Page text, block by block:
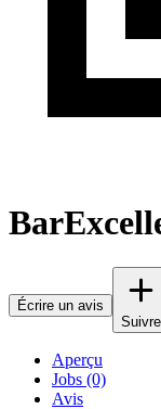
Écrire un avis
Suivre
Aperçu
Jobs (0)
Avis